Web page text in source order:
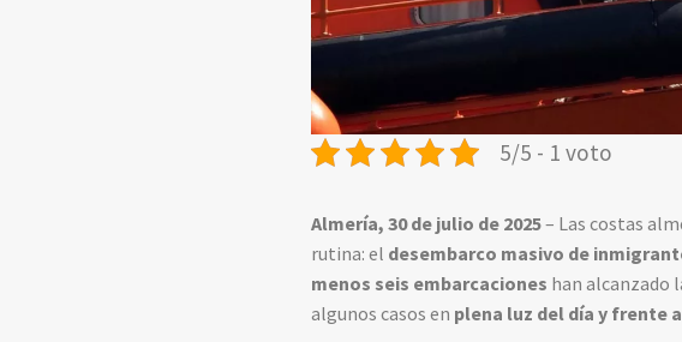
5/5 - 1 voto
Almería, 30 de julio de 2025– Las costas
rutina: el desembarco masivo de
menos seis embarcaciones han alcanzado
algunos casos en plena luz del día y frente